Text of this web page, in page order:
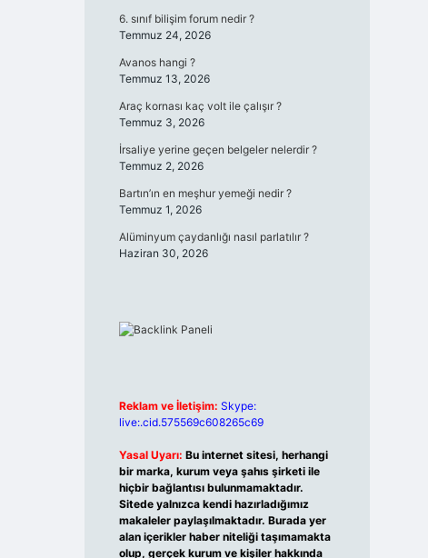
6. sınıf bilişim forum nedir ?
Temmuz 24, 2026
Avanos hangi ?
Temmuz 13, 2026
Araç kornası kaç volt ile çalışır ?
Temmuz 3, 2026
İrsaliye yerine geçen belgeler nelerdir ?
Temmuz 2, 2026
Bartın’ın en meşhur yemeği nedir ?
Temmuz 1, 2026
Alüminyum çaydanlığı nasıl parlatılır ?
Haziran 30, 2026
Reklam ve İletişim: Skype:
live:.cid.575569c608265c69
Yasal Uyarı: Bu internet sitesi, herhangi
bir marka, kurum veya şahıs şirketi ile
hiçbir bağlantısı bulunmamaktadır.
Sitede yalnızca kendi hazırladığımız
makaleler paylaşılmaktadır. Burada yer
alan içerikler haber niteliği taşımamakta
olup, gerçek kurum ve kişiler hakkında